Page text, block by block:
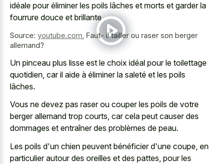
idéale pour éliminer les poils lâches et morts et garder la
fourrure douce et brillante.
Source: youtube.com Faut- il tailler ou raser son berger
allemand?
Un pinceau plus lisse est le choix idéal pour le toilettage
quotidien, car il aide à éliminer la saleté et les poils
lâches.
Vous ne devez pas raser ou couper les poils de votre
berger allemand trop courts, car cela peut causer des
dommages et entraîner des problèmes de peau.
Les poils d'un chien peuvent bénéficier d'une coupe, en
particulier autour des oreilles et des pattes, pour les